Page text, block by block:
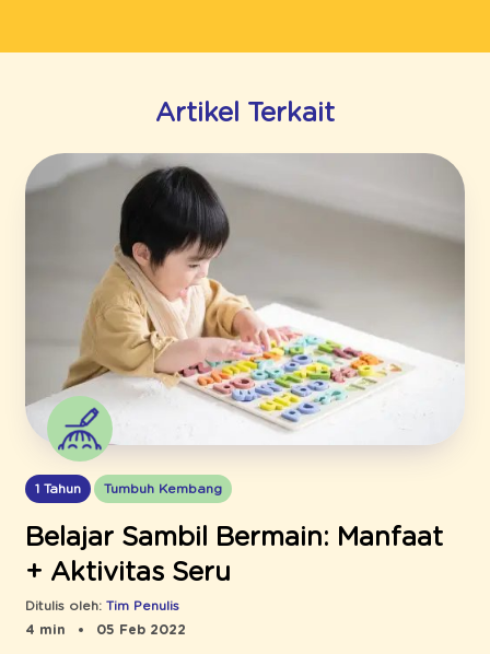
Artikel Terkait
1 Tahun Tumbuh Kembang
Belajar Sambil Bermain: Manfaat
+ Aktivitas Seru
Ditulis oleh: Tim Penulis
4 min
05 Feb 2022